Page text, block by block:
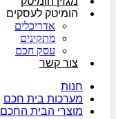
הומיטק לעסקים
אדריכלים
מתקינים
עסק חכם
צור קשר
חנות
מערכות בית חכם
מוצרי הבית החכם